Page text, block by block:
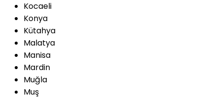
Kocaeli
Konya
Kütahya
Malatya
Manisa
Mardin
Muğla
Muş